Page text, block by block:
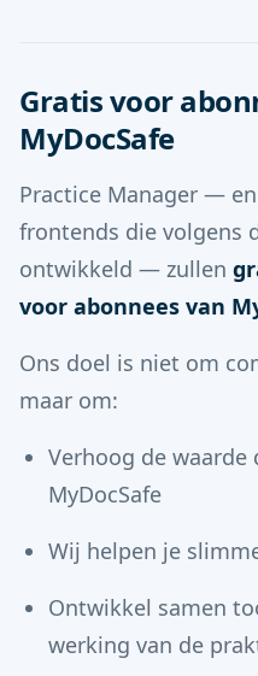
Gratis voor
MyDocSafe
Practice Manager —
frontends die volgens
ontwikkeld — zullen
voor abonnees van
Ons doel is niet om
maar om:
Verhoog de
MyDocSafe
Wij helpen je
Ontwikkel samen
werking van de